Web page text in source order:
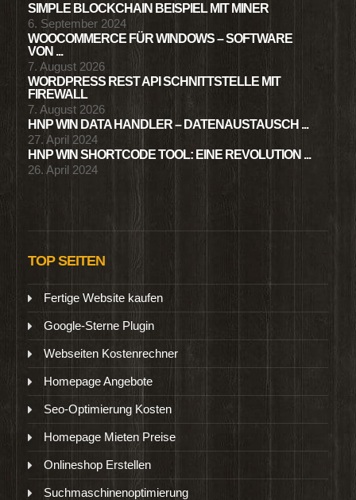
SIMPLE BLOCKCHAIN BEISPIEL MIT MINER
6. September 2024
WOOCOMMERCE FÜR WINDOWS – SOFTWARE
VON ...
7. August 2026
WORDPRESS REST API SCHNITTSTELLE MIT
FIREWALL
7. August 2026
HNP WIN DATA HANDLER – DATENAUSTAUSCH ...
27. April 2024
HNP WIN SHORTCODE TOOL: EINE REVOLUTION ...
26. April 2024
TOP SEITEN
Fertige Website kaufen
Google-Sterne Plugin
Webseiten Kostenrechner
Homepage Angebote
Seo-Optimierung Kosten
Homepage Mieten Preise
Onlineshop Erstellen
Suchmaschinenoptimierung